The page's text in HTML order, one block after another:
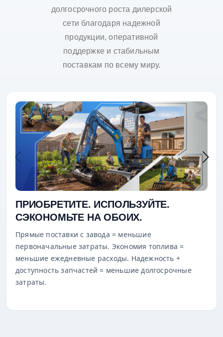
долгосрочного роста дилерской
сети благодаря надежной
продукции, оперативной
поддержке и стабильным
поставкам по всему миру.
ПРИОБРЕТИТЕ. ИСПОЛЬЗУЙТЕ.
СЭКОНОМЬТЕ НА ОБОИХ.
Прямые поставки с завода = меньшие
первоначальные затраты. Экономия топлива =
меньшие ежедневные расходы. Надежность +
доступность запчастей = меньшие долгосрочные
затраты.